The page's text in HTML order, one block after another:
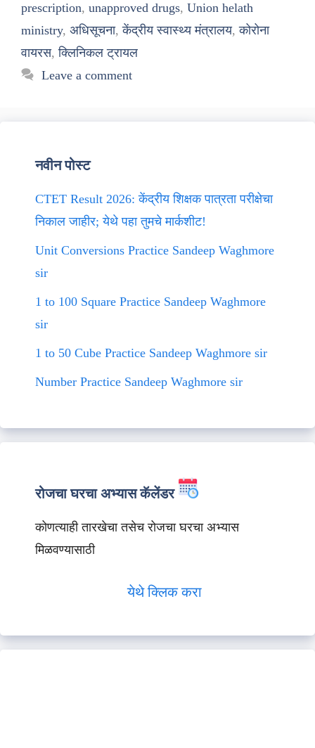
prescription, unapproved drugs, Union helath
ministry, अधिसूचना,केंद्रीय स्वास्थ्य मंत्रालय,कोरोना
वायरस,क्लिनिकल ट्रायल
Leave a comment
नवीन पोस्ट
CTET Result 2026: केंद्रीय शिक्षक पात्रता परीक्षेचा
निकाल जाहीर; येथे पहा तुमचे मार्कशीट!
Unit Conversions Practice Sandeep Waghmore
sir
1 to 100 Square Practice Sandeep Waghmore
sir
1 to 50 Cube Practice Sandeep Waghmore sir
Number Practice Sandeep Waghmore sir
रोजचा घरचा अभ्यास कॅलेंडर
कोणत्याही तारखेचा तसेच रोजचा घरचा अभ्यास
मिळवण्यासाठी
येथे क्लिक करा